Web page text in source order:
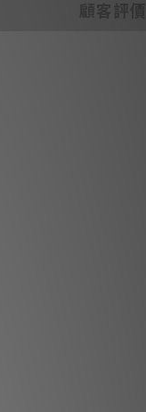
顧客評價